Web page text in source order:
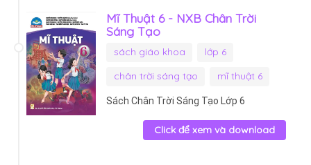
Mĩ Thuật 6 - NXB Chân Trời
Sáng Tạo
sách giáo khoa
lớp 6
chân trời sáng tạo
mĩ thuật 6
Sách Chân Trời Sáng Tạo Lớp 6
Click để xem và download